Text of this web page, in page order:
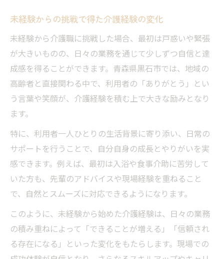
未経験からの挑戦で得た介護経験の変化
未経験から介護職に挑戦した場合、最初は戸惑いや緊張
が大きいものの、日々の業務を通じて少しずつ自信と達
成感を得ることができます。青森県黒石市では、地域の
高齢者と直接関わる中で、利用者の「ありがとう」とい
う言葉や笑顔が、介護経験を積む上で大きな励みとなり
ます。
特に、利用者一人ひとりの生活背景に寄り添い、日常の
サポートを行うことで、自分自身の成長とやりがいを実
感できます。例えば、最初は入浴や食事介助に苦労して
いた方も、先輩のアドバイスや現場経験を重ねること
で、自然とスムーズに対応できるようになります。
このように、未経験から始めた介護経験は、日々の業務
の積み重ねによって「できることが増える」「信頼され
る存在になる」といった変化をもたらします。現場での